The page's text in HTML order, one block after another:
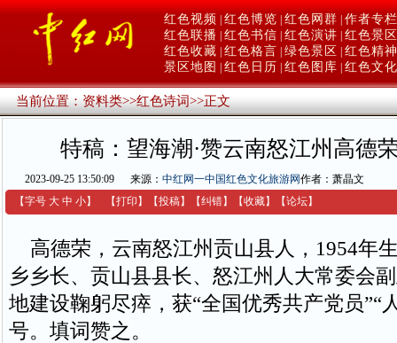
红色视频 红色博览 红色网群 作者专栏
红色联播 红色书信 红色演讲 红色景区
红色收藏 红色格言 绿色景区
红色精神
景区地图
红色日历 红色图库 红色文化
当前位置：资料类>>红色诗词>>正文
特稿：望海潮·赞云南怒江州高德
2023-09-25 13:50:09 来源： 中红网一中国红色文化旅游网作者：萧晶文
【字号 大 中 小】 【打印 】 【投稿】 【纠错】 【收藏】 【论坛】
高德荣，云南怒江州贡山县人，1954年
乡乡长、贡山县县长、怒江州人大常委会
地建设鞠躬尽瘁，获“全国优秀共产党员”“
号。填词赞之。